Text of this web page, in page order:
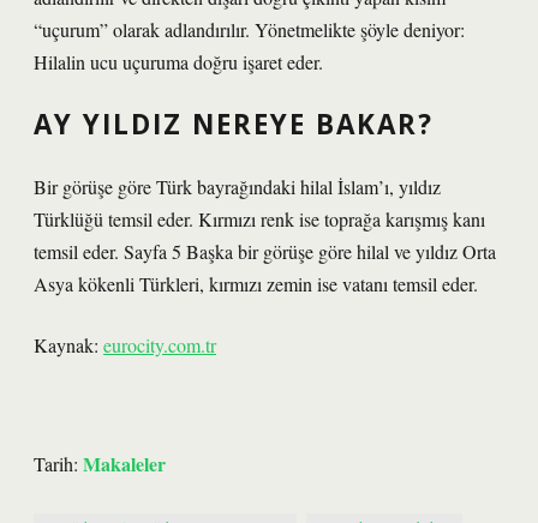
“uçurum” olarak adlandırılır. Yönetmelikte şöyle deniyor:
Hilalin ucu uçuruma doğru işaret eder.
AY YILDIZ NEREYE BAKAR?
Bir görüşe göre Türk bayrağındaki hilal İslam’ı, yıldız
Türklüğü temsil eder. Kırmızı renk ise toprağa karışmış kanı
temsil eder. Sayfa 5 Başka bir görüşe göre hilal ve yıldız Orta
Asya kökenli Türkleri, kırmızı zemin ise vatanı temsil eder.
Kaynak: eurocity.com.tr
Tarih: Makaleler